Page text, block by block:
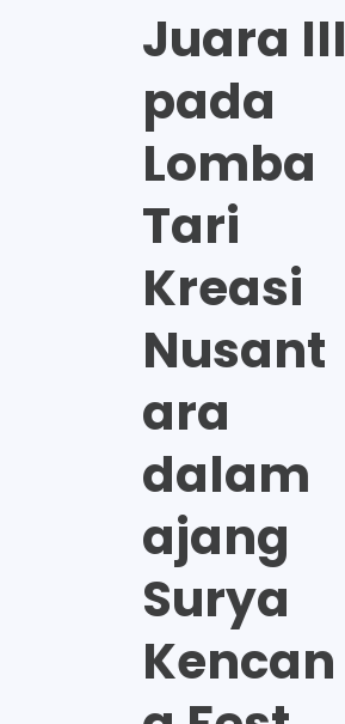
Juara III
pada
Lomba
Tari
Kreasi
Nusant
ara
dalam
ajang
Surya
Kencan